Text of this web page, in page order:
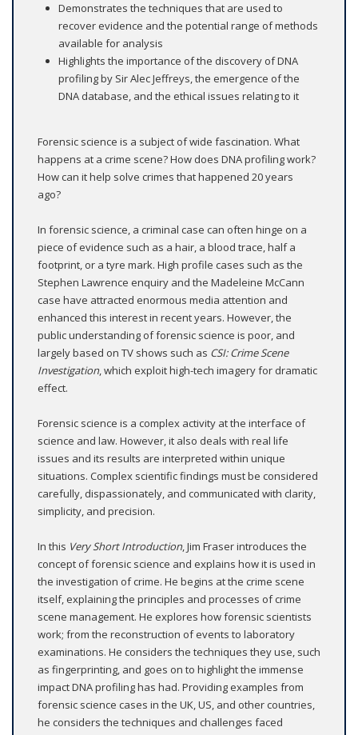
Demonstrates the techniques that are used to
recover evidence and the potential range of methods
available for analysis
Highlights the importance of the discovery of DNA
profiling by Sir Alec Jeffreys, the emergence of the
DNA database, and the ethical issues relating to it
Forensic science is a subject of wide fascination. What
happens at a crime scene? How does DNA profiling work?
How can it help solve crimes that happened 20 years
ago?
In forensic science, a criminal case can often hinge on a
piece of evidence such as a hair, a blood trace, half a
footprint, or a tyre mark. High profile cases such as the
Stephen Lawrence enquiry and the Madeleine McCann
case have attracted enormous media attention and
enhanced this interest in recent years. However, the
public understanding of forensic science is poor, and
largely based on TV shows such as CSI: Crime Scene
Investigation, which exploit high-tech imagery for dramatic
effect.
Forensic science is a complex activity at the interface of
science and law. However, it also deals with real life
issues and its results are interpreted within unique
situations. Complex scientific findings must be considered
carefully, dispassionately, and communicated with clarity,
simplicity, and precision.
In this Very Short Introduction, Jim Fraser introduces the
concept of forensic science and explains how it is used in
the investigation of crime. He begins at the crime scene
itself, explaining the principles and processes of crime
scene management. He explores how forensic scientists
work; from the reconstruction of events to laboratory
examinations. He considers the techniques they use, such
as fingerprinting, and goes on to highlight the immense
impact DNA profiling has had. Providing examples from
forensic science cases in the UK, US, and other countries,
he considers the techniques and challenges faced